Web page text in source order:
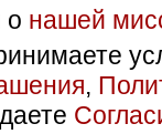
о нашей
,